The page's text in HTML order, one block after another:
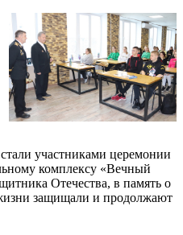
участниками церемонии
комплексу «Вечный
Отечества, в память о
защищали и продолжают